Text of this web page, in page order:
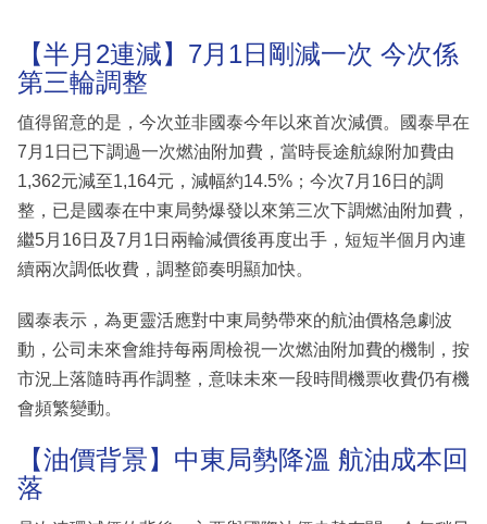
【半月2連減】7月1日剛減一次 今次係
第三輪調整
值得留意的是，今次並非國泰今年以來首次減價。國泰早在
7月1日已下調過一次燃油附加費，當時長途航線附加費由
1,362元減至1,164元，減幅約14.5%；今次7月16日的調
整，已是國泰在中東局勢爆發以來第三次下調燃油附加費，
繼5月16日及7月1日兩輪減價後再度出手，短短半個月內連
續兩次調低收費，調整節奏明顯加快。
國泰表示，為更靈活應對中東局勢帶來的航油價格急劇波
動，公司未來會維持每兩周檢視一次燃油附加費的機制，按
市況上落隨時再作調整，意味未來一段時間機票收費仍有機
會頻繁變動。
【油價背景】中東局勢降溫 航油成本回
落